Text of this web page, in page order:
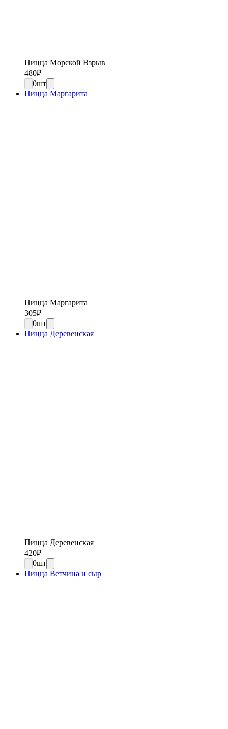
Пицца Морской Взрыв
480₽
0шт
Пицца Маргарита
Пицца Маргарита
305₽
0шт
Пицца Деревенская
Пицца Деревенская
420₽
0шт
Пицца Ветчина и сыр